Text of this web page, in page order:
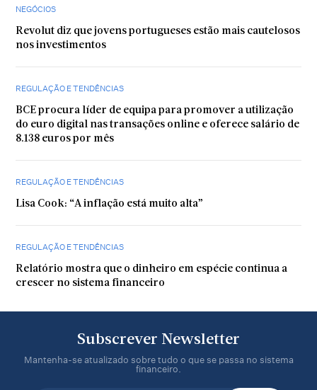
NEGÓCIOS
Revolut diz que jovens portugueses estão mais cautelosos
nos investimentos
REGULAÇÃO E TENDÊNCIAS
BCE procura líder de equipa para promover a utilização
do euro digital nas transações online e oferece salário de
8.138 euros por mês
REGULAÇÃO E TENDÊNCIAS
Lisa Cook: “A inflação está muito alta”
REGULAÇÃO E TENDÊNCIAS
Relatório mostra que o dinheiro em espécie continua a
crescer no sistema financeiro
Subscrever Newsletter
Mantenha-se atualizado sobre tudo o que se passa no sistema
financeiro.